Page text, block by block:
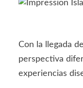
Con la llegada
perspectiva
experiencias